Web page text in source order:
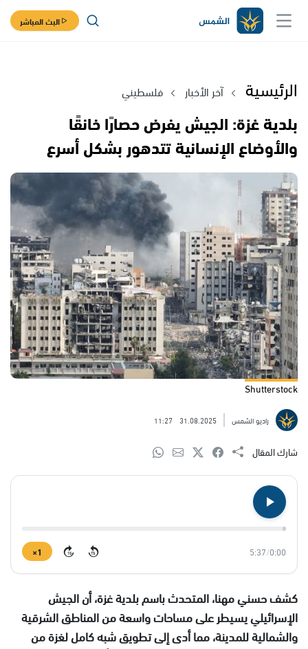
البث المباشر
الرئيسية آخر الأخبار فلسطيني
بلدية غزة: الجيش يفرض حصارًا خانقًا
والأوضاع الإنسانية تتدهور بشكل أسرع
Shutterstock
راديو الشمس 31.08.2025
11:27
شارك المقال
0:00
/
5:37
15
15
1×
كشف حسني مهنا، المتحدث باسم بلدية غزة، أن الجيش
الإسرائيلي يسيطر على مساحات واسعة من المناطق الشرقية
والشمالية للمدينة، مما أدى إلى تطويق شبه كامل لغزة من